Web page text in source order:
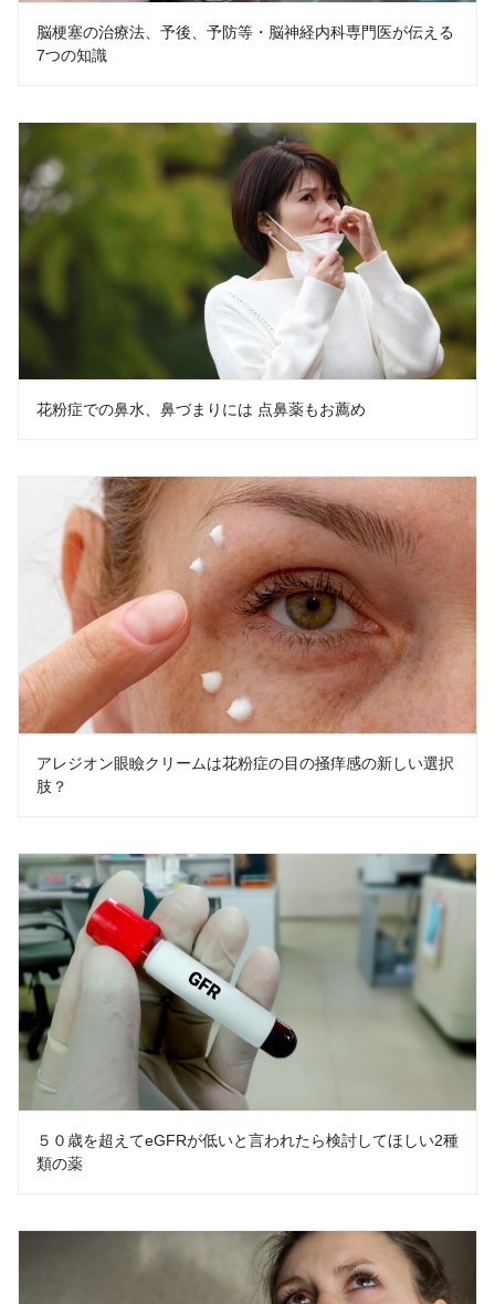
脳梗塞の治療法、予後、予防等・脳神経内科専門医が伝える
7つの知識
花粉症での鼻水、鼻づまりには 点鼻薬もお薦め
アレジオン眼瞼クリームは花粉症の目の掻痒感の新しい選択
肢？
５０歳を超えてeGFRが低いと言われたら検討してほしい2種
類の薬